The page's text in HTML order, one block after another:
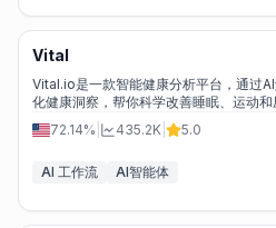
Vital
Vital.io是一款智能健康分析平台，通过
化健康洞察，帮你科学改善睡眠、运动和
72.14%
435.2K 5.0
AI 工作流 AI智能体